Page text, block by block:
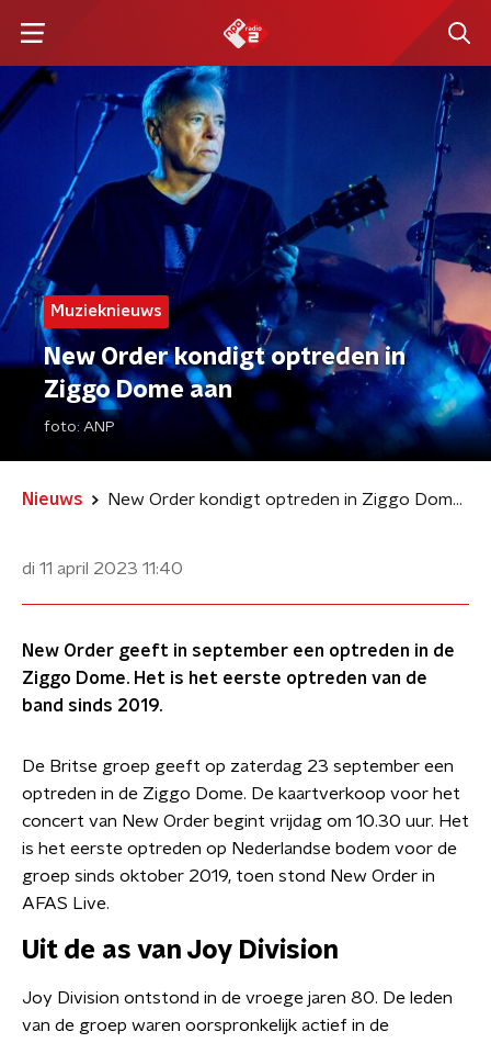
Muzieknieuws
New Order kondigt optreden in
Ziggo Dome aan
foto: ANP
Nieuws New Order kondigt optreden in Ziggo Dome aan
di 11 april 2023 11:40
New Order geeft in september een optreden in de
Ziggo Dome. Het is het eerste optreden van de
band sinds 2019.
De Britse groep geeft op zaterdag 23 september een
optreden in de Ziggo Dome. De kaartverkoop voor het
concert van New Order begint vrijdag om 10.30 uur. Het
is het eerste optreden op Nederlandse bodem voor de
groep sinds oktober 2019, toen stond New Order in
AFAS Live.
Uit de as van Joy Division
Joy Division ontstond in de vroege jaren 80. De leden
van de groep waren oorspronkelijk actief in de